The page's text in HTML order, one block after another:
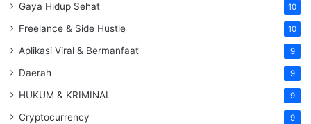
Gaya Hidup Sehat 10
Freelance & Side Hustle 10
Aplikasi Viral & Bermanfaat 9
Daerah 9
HUKUM & KRIMINAL 9
Cryptocurrency 9